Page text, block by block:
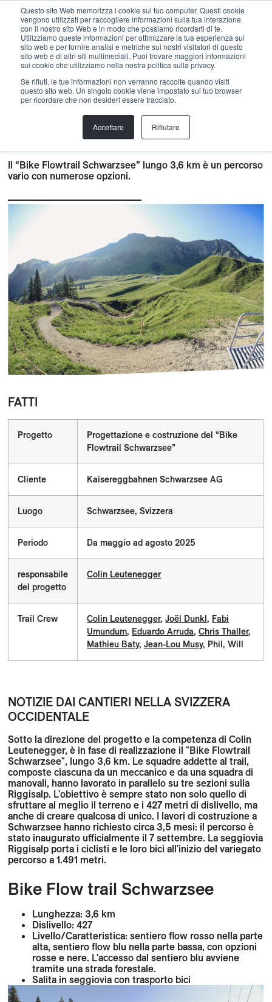
Questo sito Web memorizza i cookie sul tuo computer. Questi cookie
vengono utilizzati per raccogliere informazioni sulla tua interazione
con il nostro sito Web e in modo che possiamo ricordarti di te.
Utilizziamo queste informazioni per ottimizzare la tua esperienza sul
sito web e per fornire analisi e metriche sui nostri visitatori di questo
sito web e di altri siti multimediali. Puoi trovare maggiori informazioni
sui cookie che utilizziamo nella nostra politica sulla privacy.
Se rifiuti, le tue informazioni non verranno raccolte quando visiti
questo sito web. Un singolo cookie viene impostato sul tuo browser
per ricordare che non desideri essere tracciato.
Accettare Rifiutare
Menu
indietro
Costruzione,bike trails,Notizie,Pianificazione,
PROGETTO
FLOW TRAIL CON VARIETÀ
PER LE FUNIVIE KAISEREGG
PRESSO LO SCHWARZSEE
Il “Bike Flowtrail Schwarzsee” lungo 3,6 km è un percorso
vario con numerose opzioni.
FATTI
Progetto
Progettazione e costruzione del “Bike
Flowtrail Schwarzsee”
Cliente Kaisereggbahnen Schwarzsee AG
Luogo Schwarzsee, Svizzera
Periodo Da maggio ad agosto 2025
responsabile
del progetto
Colin Leutenegger
Trail Crew Colin Leutenegger,Joël Dunkl, Fabi
Umundum, Eduardo Arruda,Chris Thaller,
Mathieu Baty,Jean-Lou Musy, Phil, Will
NOTIZIE DAI CANTIERI NELLA SVIZZERA
OCCIDENTALE
Sotto la direzione del progetto e la competenza di Colin
Leutenegger, è in fase di realizzazione il "Bike Flowtrail
Schwarzsee", lungo 3,6 km. Le squadre addette al trail,
composte ciascuna da un meccanico e da una squadra di
manovali, hanno lavorato in parallelo su tre sezioni sulla
Riggisalp. L'obiettivo è sempre stato non solo quello di
sfruttare al meglio il terreno e i 427 metri di dislivello, ma
anche di creare qualcosa di unico. I lavori di costruzione a
Schwarzsee hanno richiesto circa 3,5 mesi: il percorso è
stato inaugurato ufficialmente il 7 settembre. La seggiovia
Riggisalp porta i ciclisti e le loro bici all'inizio del variegato
percorso a 1.491 metri.
Bike Flow trail Schwarzsee
Lunghezza: 3,6 km
Dislivello: 427
Livello/Caratteristica: sentiero flow rosso nella parte
alta, sentiero flow blu nella parte bassa, con opzioni
rosse e nere. L'accesso dal sentiero blu avviene
tramite una strada forestale.
Salita in seggiovia con trasporto bici